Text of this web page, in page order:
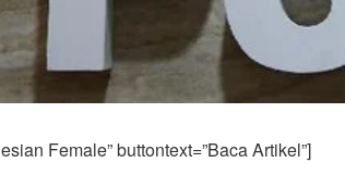
Female” buttontext=”Baca Artikel”]